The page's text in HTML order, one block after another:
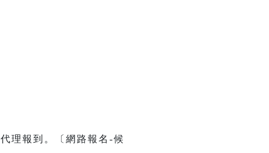
理報到。〔網路報名-候